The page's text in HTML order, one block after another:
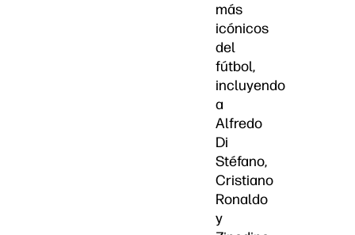
más
icónicos
del
fútbol,
incluyendo
a
Alfredo
Di
Stéfano,
Cristiano
Ronaldo
y